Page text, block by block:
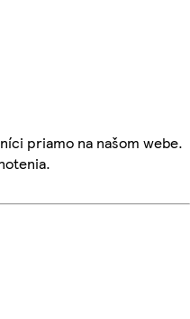
priamo na našom webe.